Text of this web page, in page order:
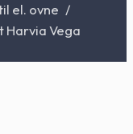
el. ovne /
Harvia Vega